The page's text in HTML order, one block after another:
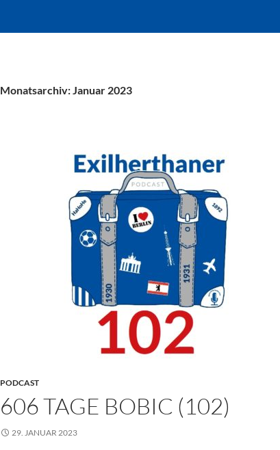
Monatsarchiv: Januar 2023
PODCAST
606 TAGE BOBIC (102)
29. JANUAR 2023